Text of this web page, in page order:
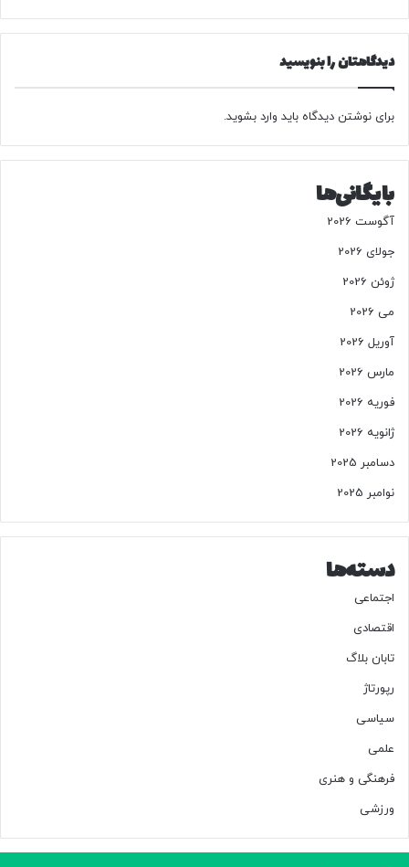
س
ت
ن
؟
ی‌
ا
د
ا
د
ت
ی
ب
ن
ا
ی
ز
ج
ی
س
ی
س
ت
ی
س
دیدگاهتان را بنویسید
برای نوشتن دیدگاه باید وارد بشوید.
بایگانی‌ها
آگوست 2026
جولای 2026
ژوئن 2026
می 2026
آوریل 2026
مارس 2026
فوریه 2026
ژانویه 2026
دسامبر 2025
نوامبر 2025
دسته‌ها
اجتماعی
اقتصادی
تابان بلاگ
رپورتاژ
سیاسی
علمی
فرهنگی و هنری
ورزشی